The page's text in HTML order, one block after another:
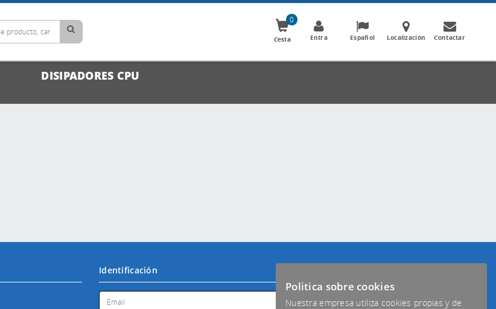
Cesta
0
Entra Español Localización Contactar
DISIPADORES CPU
Identificación
Politica sobre cookies
Nuestra empresa utiliza cookies propias y de